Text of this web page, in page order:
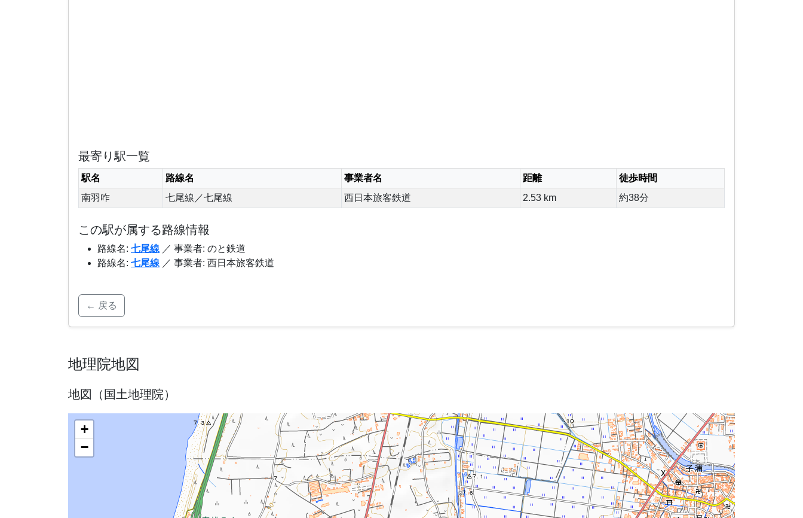
最寄り駅一覧
駅名 路線名 事業者名 距離
徒歩時間
南羽咋
七尾線／七尾線 西日本旅客鉄道 2.53 km 約38分
この駅が属する路線情報
路線名: 七尾線 ／ 事業者: のと鉄道
路線名: 七尾線 ／ 事業者: 西日本旅客鉄道
← 戻る
地理院地図
地図（国土地理院）
+
−